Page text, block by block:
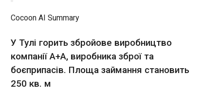
доглядати за місцевими кішками.
"Прогресс"
У ніч проти середи, 3 червня, у Тамбовській
області РФ знову зафіксовано атаку
безпілотників на важливий промисловий об'єкт.
Ціллю став завод "Прогресс" у Мічурінську, що
спеціалізується на виробництві обладнання для
Cocoon AI Summary
У Тулі горить збройове виробництво
компанії А+А, виробника зброї та
боєприпасів. Площа займання становить
250 кв. м